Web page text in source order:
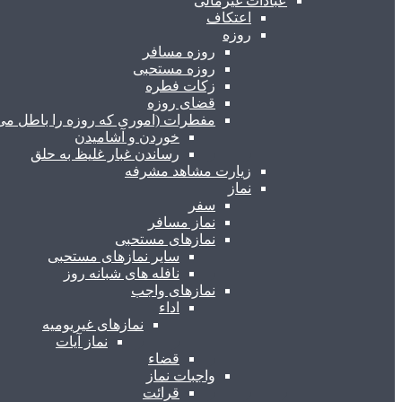
اعتکاف
روزه
روزه مسافر
روزه مستحبی
زکات فطره
قضای روزه
مفطرات (اموری که روزه را باطل
خوردن و آشامیدن
رساندن غبار غلیظ به حلق
زیارت مشاهد مشرفه
نماز
سفر
نماز مسافر
نمازهای مستحبی
سایر نمازهای مستحبی
نافله های شبانه روز
نمازهای واجب
اداء
نمازهای غیریومیه
نماز آیات
قضاء
واجبات نماز
قرائت